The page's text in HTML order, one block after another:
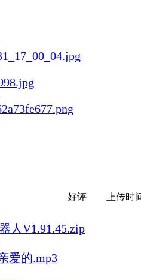
上传时
好评
人V1.91.45.zip
爱的.mp3